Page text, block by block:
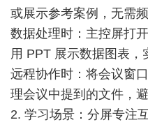
或展示参考案例，无需
数据处理时：主控屏打
用 PPT 展示数据图表，
远程协作时：将会议窗
理会议中提到的文件，
2. 学习场景：分屏专注